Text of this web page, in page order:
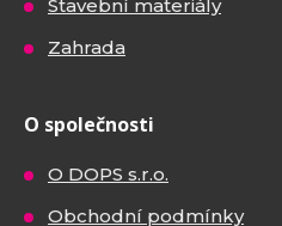
Stavební materiály
Zahrada
O společnosti
O DOPS s.r.o.
Obchodní podmínky